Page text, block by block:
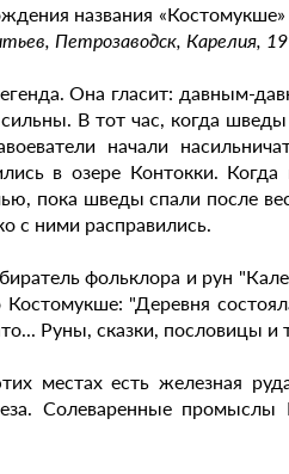
названия
Петрозаводск, Карелия,
Она гласит: давным-
В тот час, когда
начали
в озере Контокки.
пока шведы спали после
с ними расправились.
фольклора и рун
Костомукше: "Деревня
Руны, сказки, пословицы и
местах есть железная
Солеваренные